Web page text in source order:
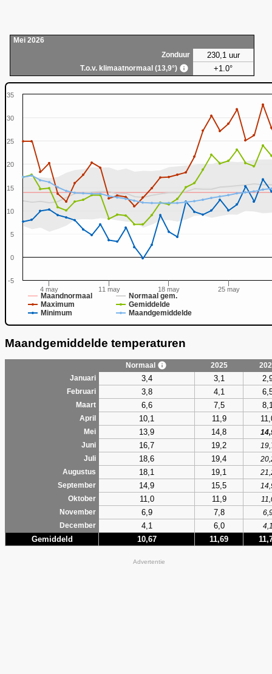
Mei 2026
Zonduur
230,1 uur
T.o.v. klimaatnormaal (13,9°) +1.0°
Maandnormaal
Normaal gem.
Maximum
Gemiddelde
Minimum
Maandgemiddelde
4 may 11 may 18 may 25 may
-5
0
5
10
15
20
25
30
35
Maandgemiddelde temperaturen
Normaal 2025
Januari
3,4 3,1
Februari 3,8 4,1
Maart 6,6 7,5
April 10,1 11,9
Mei 13,9 14,8
Juni
16,7 19,2
Juli
18,6 19,4
Augustus
18,1 19,1
September
14,9 15,5
Oktober
11,0 11,9
November
6,9 7,8
December
4,1 6,0
Gemiddeld 10,67 11,69
Advertentie